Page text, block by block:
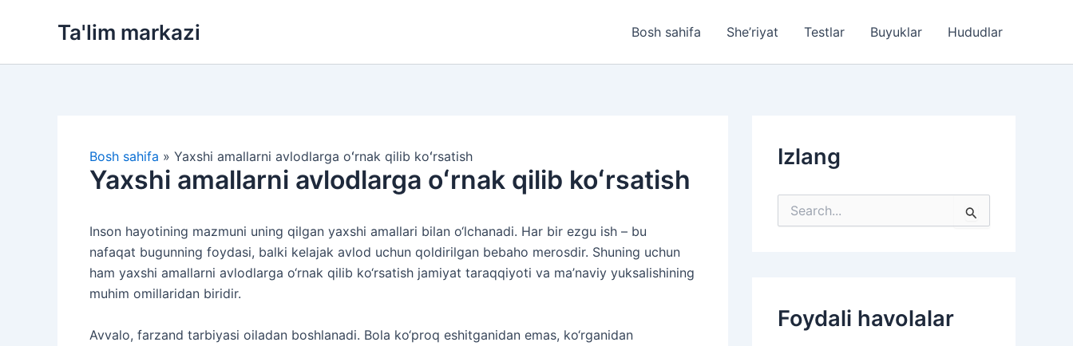
Ta'lim markazi Bosh sahifa She’riyat Testlar Buyuklar Hududlar
Bosh sahifa » Yaxshi amallarni avlodlarga oʻrnak qilib koʻrsatish
Yaxshi amallarni avlodlarga oʻrnak qilib koʻrsatish
Inson hayotining mazmuni uning qilgan yaxshi amallari bilan o‘lchanadi. Har bir ezgu ish – bu
nafaqat bugunning foydasi, balki kelajak avlod uchun qoldirilgan bebaho merosdir. Shuning uchun
ham yaxshi amallarni avlodlarga o‘rnak qilib ko‘rsatish jamiyat taraqqiyoti va ma’naviy yuksalishining
muhim omillaridan biridir.
Avvalo, farzand tarbiyasi oiladan boshlanadi. Bola ko‘proq eshitganidan emas, ko‘rganidan
Izlang
o
rFoydali havolalar